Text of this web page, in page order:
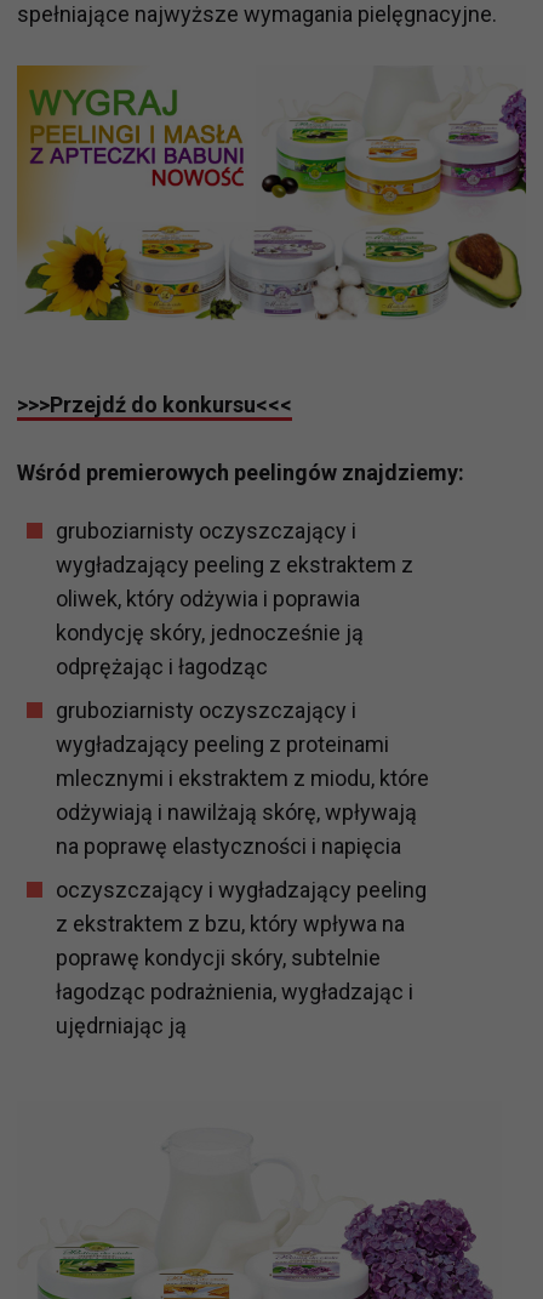
spełniające najwyższe wymagania pielęgnacyjne.
>>>Przejdź do konkursu<<<
Wśród premierowych peelingów znajdziemy:
gruboziarnisty oczyszczający i
wygładzający peeling z ekstraktem z
oliwek, który odżywia i poprawia
kondycję skóry, jednocześnie ją
odprężając i łagodząc
gruboziarnisty oczyszczający i
wygładzający peeling z proteinami
mlecznymi i ekstraktem z miodu, które
odżywiają i nawilżają skórę, wpływają
na poprawę elastyczności i napięcia
oczyszczający i wygładzający peeling
z ekstraktem z bzu, który wpływa na
poprawę kondycji skóry, subtelnie
łagodząc podrażnienia, wygładzając i
ujędrniając ją